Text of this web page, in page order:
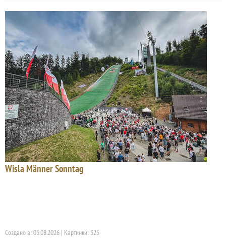
Wisla Männer Sonntag
Создано в: 03.08.2026 | Картинки: 325